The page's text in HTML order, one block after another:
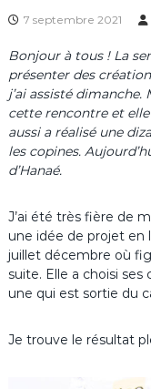
7 septembre 2021
Bonjour à tous ! La
présenter des
j’ai assisté dimanche.
cette rencontre et elle
aussi a réalisé une
les copines.
d’Hanaé.
J’ai été très fière de
une idée de projet en
juillet décembre où
suite. Elle a choisi ses
une qui est sortie du
Je trouve le résultat